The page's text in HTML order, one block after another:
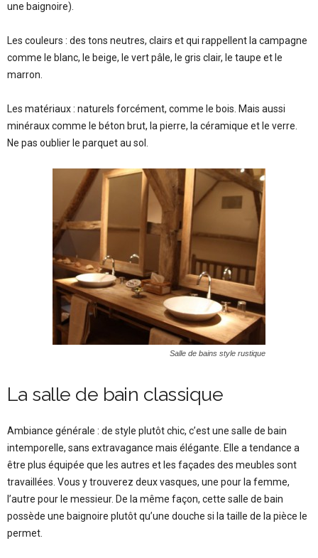
une baignoire).
Les couleurs : des tons neutres, clairs et qui rappellent la campagne
comme le blanc, le beige, le vert pâle, le gris clair, le taupe et le
marron.
Les matériaux : naturels forcément, comme le bois. Mais aussi
minéraux comme le béton brut, la pierre, la céramique et le verre.
Ne pas oublier le parquet au sol.
Salle de bains style rustique
La salle de bain classique
Ambiance générale : de style plutôt chic, c’est une salle de bain
intemporelle, sans extravagance mais élégante. Elle a tendance a
être plus équipée que les autres et les façades des meubles sont
travaillées. Vous y trouverez deux vasques, une pour la femme,
l’autre pour le messieur. De la même façon, cette salle de bain
possède une baignoire plutôt qu’une douche si la taille de la pièce le
permet.